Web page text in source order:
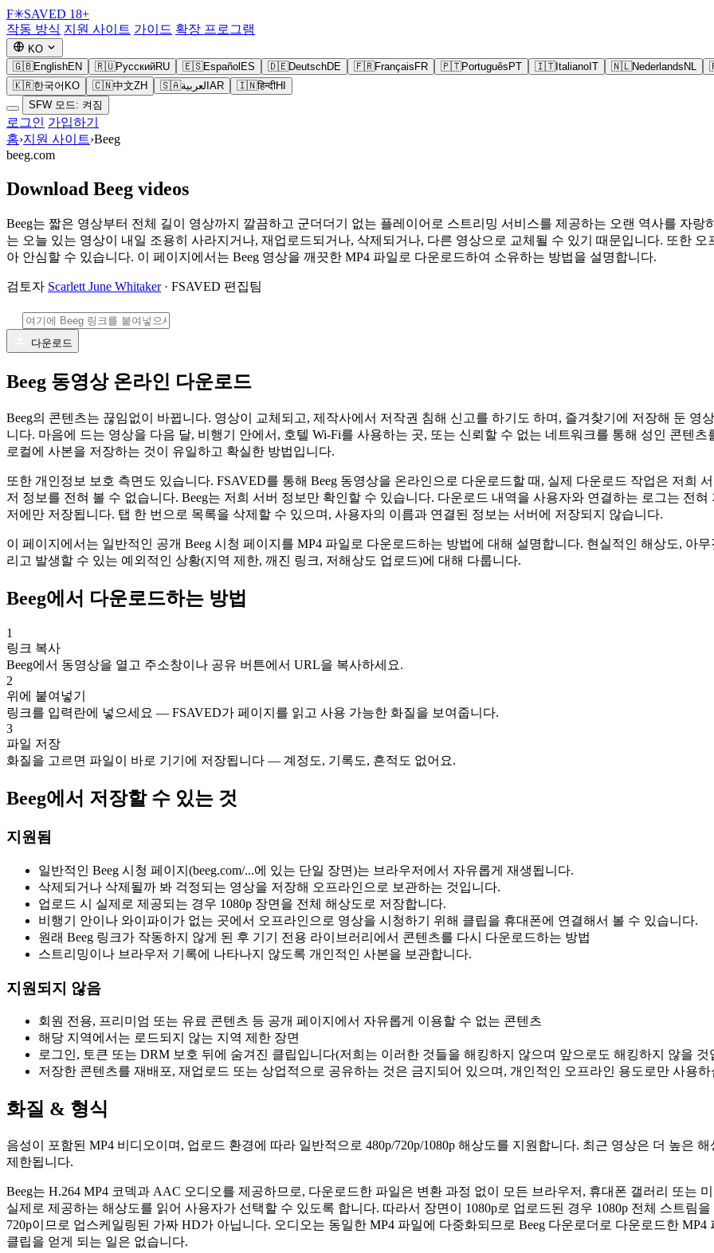
F✳SAVED 18+
작동 방식 지원 사이트 가이드 확장 프로그램
KO
🇬🇧EnglishEN 🇷🇺РусскийRU 🇪🇸Español ES 🇩🇪DeutschDE 🇫🇷Français FR 🇵🇹Português PT 🇮🇹Italiano IT 🇳🇱Nederlands NL
🇰🇷한국어 KO 🇨🇳中文ZH 🇸🇦العربية AR 🇮🇳हिन्दीHI
SFW 모드: 켜짐
로그인 가입하기
홈›지원 사이트›Beeg
beeg.com
Download Beeg videos
Beeg는 짧은 영상부터 전체 길이 영상까지 깔끔하고 군더더기 없는 플레이어로 스트리밍 서비스를 제공하는 오랜 역사를 자
는 오늘 있는 영상이 내일 조용히 사라지거나, 재업로드되거나, 삭제되거나, 다른 영상으로 교체될 수 있기 때문입니다. 또한
아 안심할 수 있습니다. 이 페이지에서는 Beeg 영상을 깨끗한 MP4 파일로 다운로드하여 소유하는 방법을 설명합니다.
검토자 Scarlett June Whitaker· FSAVED 편집팀
다운로드
Beeg 동영상 온라인 다운로드
Beeg의 콘텐츠는 끊임없이 바뀝니다. 영상이 교체되고, 제작사에서 저작권 침해 신고를 하기도 하며, 즐겨찾기에 저장해 둔 영
니다. 마음에 드는 영상을 다음 달, 비행기 안에서, 호텔 Wi-Fi를 사용하는 곳, 또는 신뢰할 수 없는 네트워크를 통해 성인 콘텐
로컬에 사본을 저장하는 것이 유일하고 확실한 방법입니다.
또한 개인정보 보호 측면도 있습니다. FSAVED를 통해 Beeg 동영상을 온라인으로 다운로드할 때, 실제 다운로드 작업은 저희
저 정보를 전혀 볼 수 없습니다. Beeg는 저희 서버 정보만 확인할 수 있습니다. 다운로드 내역을 사용자와 연결하는 로그는 전
저에만 저장됩니다. 탭 한 번으로 목록을 삭제할 수 있으며, 사용자의 이름과 연결된 정보는 서버에 저장되지 않습니다.
이 페이지에서는 일반적인 공개 Beeg 시청 페이지를 MP4 파일로 다운로드하는 방법에 대해 설명합니다. 현실적인 해상도, 아
리고 발생할 수 있는 예외적인 상황(지역 제한, 깨진 링크, 저해상도 업로드)에 대해 다룹니다.
Beeg에서 다운로드하는 방법
1
링크 복사
Beeg에서 동영상을 열고 주소창이나 공유 버튼에서 URL을 복사하세요.
2
위에 붙여넣기
링크를 입력란에 넣으세요 — FSAVED가 페이지를 읽고 사용 가능한 화질을 보여줍니다.
3
파일 저장
화질을 고르면 파일이 바로 기기에 저장됩니다 — 계정도, 기록도, 흔적도 없어요.
Beeg에서 저장할 수 있는 것
지원됨
일반적인 Beeg 시청 페이지(beeg.com/...에 있는 단일 장면)는 브라우저에서 자유롭게 재생됩니다.
삭제되거나 삭제될까 봐 걱정되는 영상을 저장해 오프라인으로 보관하는 것입니다.
업로드 시 실제로 제공되는 경우 1080p 장면을 전체 해상도로 저장합니다.
비행기 안이나 와이파이가 없는 곳에서 오프라인으로 영상을 시청하기 위해 클립을 휴대폰에 연결해서 볼 수 있습니다.
원래 Beeg 링크가 작동하지 않게 된 후 기기 전용 라이브러리에서 콘텐츠를 다시 다운로드하는 방법
스트리밍이나 브라우저 기록에 나타나지 않도록 개인적인 사본을 보관합니다.
지원되지 않음
회원 전용, 프리미엄 또는 유료 콘텐츠 등 공개 페이지에서 자유롭게 이용할 수 없는 콘텐츠
해당 지역에서는 로드되지 않는 지역 제한 장면
로그인, 토큰 또는 DRM 보호 뒤에 숨겨진 클립입니다(저희는 이러한 것들을 해킹하지 않으며 앞으로도 해킹하지 않을 것
저장한 콘텐츠를 재배포, 재업로드 또는 상업적으로 공유하는 것은 금지되어 있으며, 개인적인 오프라인 용도로만 사용하
화질 & 형식
음성이 포함된 MP4 비디오이며, 업로드 환경에 따라 일반적으로 480p/720p/1080p 해상도를 지원합니다. 최근 영상은 더 높은
제한됩니다.
Beeg는 H.264 MP4 코덱과 AAC 오디오를 제공하므로, 다운로드한 파일은 변환 과정 없이 모든 브라우저, 휴대폰 갤러리 또는
실제로 제공하는 해상도를 읽어 사용자가 선택할 수 있도록 합니다. 따라서 장면이 1080p로 업로드된 경우 1080p 전체 스트림
720p이므로 업스케일링된 가짜 HD가 아닙니다. 오디오는 동일한 MP4 파일에 다중화되므로 Beeg 다운로더로 다운로드한
클립을 얻게 되는 일은 없습니다.